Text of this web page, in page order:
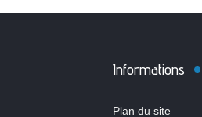
Informations
Plan du site